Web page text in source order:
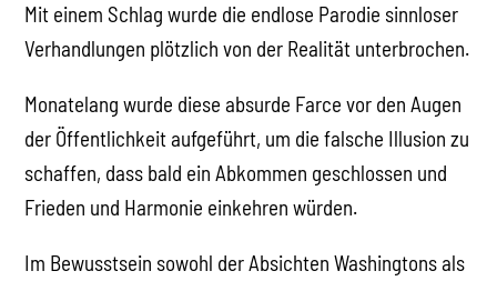
Mit einem Schlag wurde die endlose Parodie sinnloser
Verhandlungen plötzlich von der Realität unterbrochen.
Monatelang wurde diese absurde Farce vor den Augen
der Öffentlichkeit aufgeführt, um die falsche Illusion zu
schaffen, dass bald ein Abkommen geschlossen und
Frieden und Harmonie einkehren würden.
Im Bewusstsein sowohl der Absichten Washingtons als